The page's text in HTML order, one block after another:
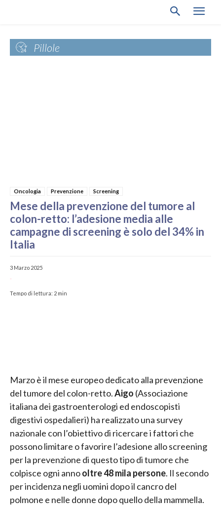
Pillole
Oncologia Prevenzione Screening
Mese della prevenzione del tumore al
colon-retto: l’adesione media alle
campagne di screening è solo del 34% in
Italia
3 Marzo 2025
-
Tempo di lettura: 2 min
Marzo è il mese europeo dedicato alla prevenzione
del tumore del colon-retto.Aigo (Associazione
italiana dei gastroenterologi ed endoscopisti
digestivi ospedalieri) ha realizzato una survey
nazionale con l’obiettivo di ricercare i fattori che
possono limitare o favorire l’adesione allo screening
per la prevenzione di questo tipo di tumore che
colpisce ogni annooltre 48 mila persone. Il secondo
per incidenza negli uomini dopo il cancro del
polmone e nelle donne dopo quello della mammella.